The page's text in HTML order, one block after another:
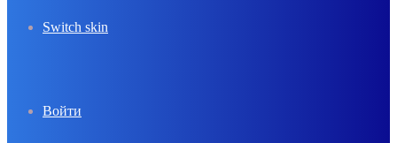
Switch skin
Войти